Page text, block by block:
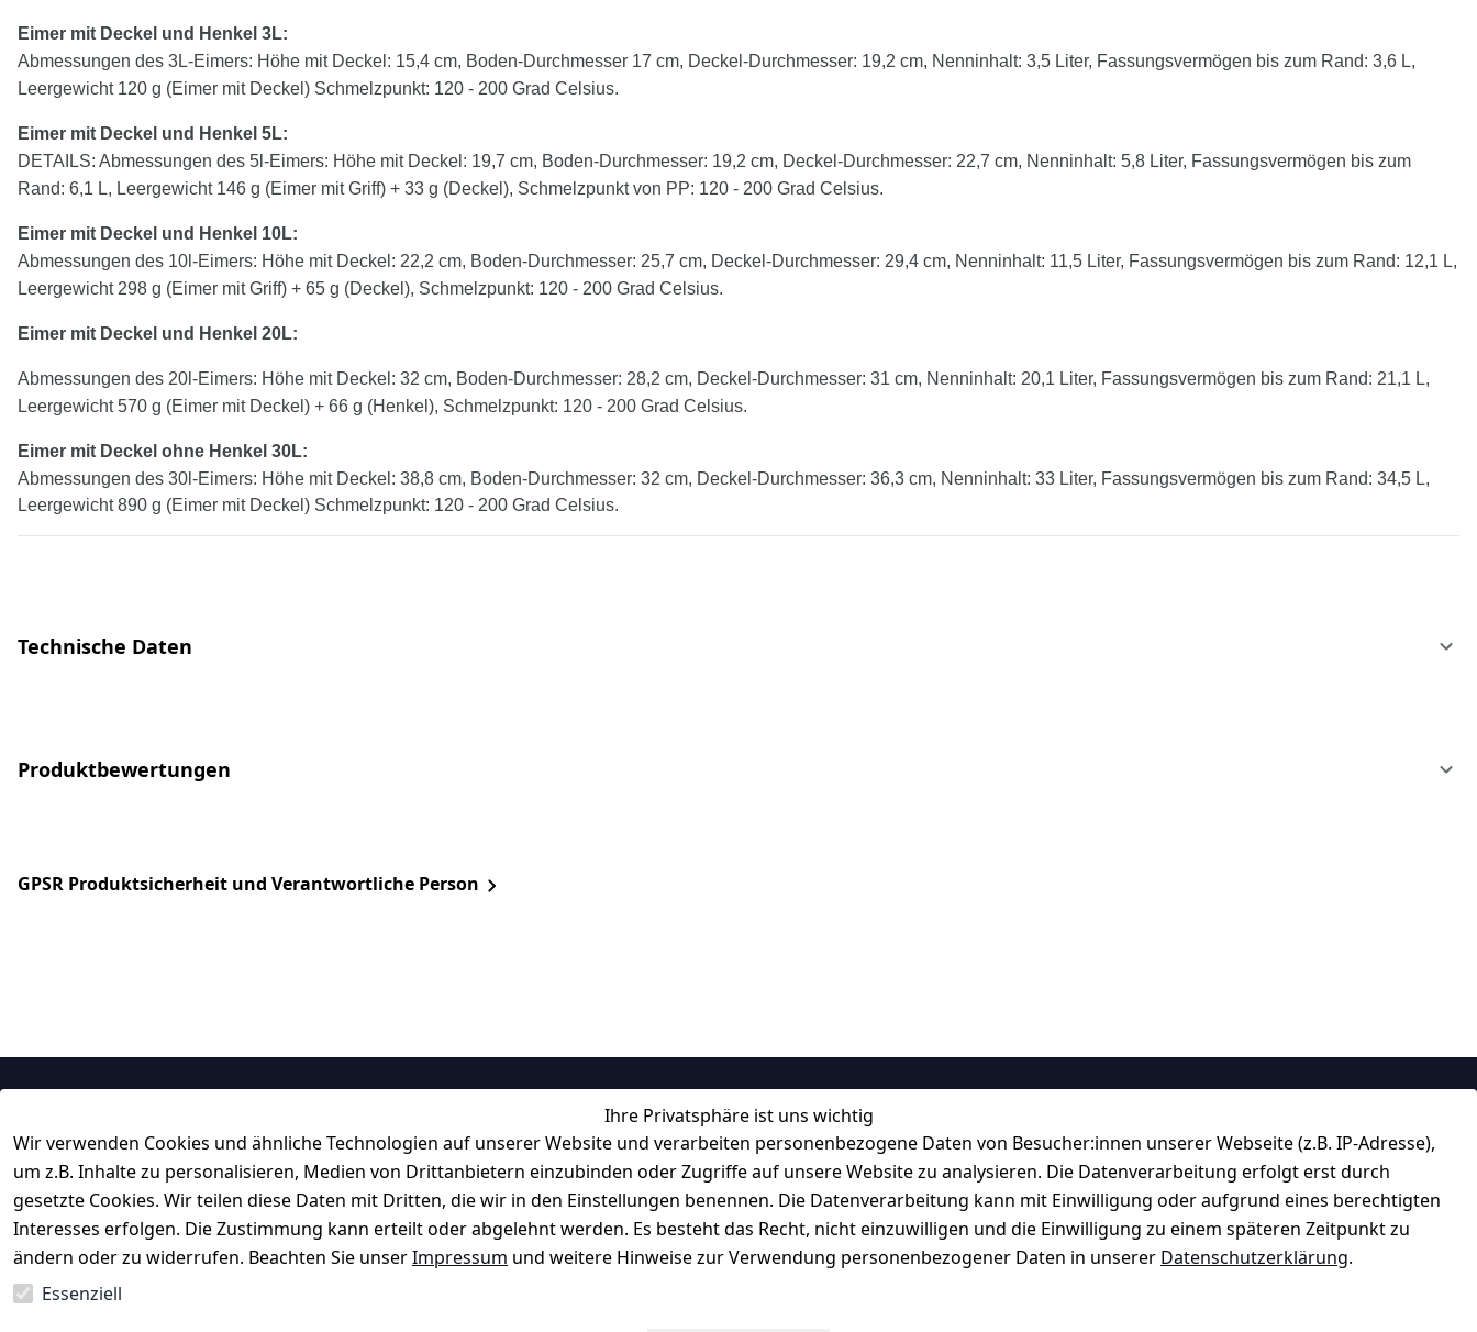
Eimer mit Deckel und Henkel 3L:
Abmessungen des 3L-Eimers: Höhe mit Deckel: 15,4 cm, Boden-Durchmesser 17 cm, Deckel-Durchmesser: 19,2 cm, Nenninhalt: 3,5 Liter, Fassungsvermögen bis zum Rand: 3,6 L,
Leergewicht 120 g (Eimer mit Deckel) Schmelzpunkt: 120 - 200 Grad Celsius.
Eimer mit Deckel und Henkel 5L:
DETAILS: Abmessungen des 5l-Eimers: Höhe mit Deckel: 19,7 cm, Boden-Durchmesser: 19,2 cm, Deckel-Durchmesser: 22,7 cm, Nenninhalt: 5,8 Liter, Fassungsvermögen bis zum
Rand: 6,1 L, Leergewicht 146 g (Eimer mit Griff) + 33 g (Deckel), Schmelzpunkt von PP: 120 - 200 Grad Celsius.
Eimer mit Deckel und Henkel 10L:
Abmessungen des 10l-Eimers: Höhe mit Deckel: 22,2 cm, Boden-Durchmesser: 25,7 cm, Deckel-Durchmesser: 29,4 cm, Nenninhalt: 11,5 Liter, Fassungsvermögen bis zum Rand: 12,1 L,
Leergewicht 298 g (Eimer mit Griff) + 65 g (Deckel), Schmelzpunkt: 120 - 200 Grad Celsius.
Eimer mit Deckel und Henkel 20L:
Abmessungen des 20l-Eimers: Höhe mit Deckel: 32 cm, Boden-Durchmesser: 28,2 cm, Deckel-Durchmesser: 31 cm, Nenninhalt: 20,1 Liter, Fassungsvermögen bis zum Rand: 21,1 L,
Leergewicht 570 g (Eimer mit Deckel) + 66 g (Henkel), Schmelzpunkt: 120 - 200 Grad Celsius.
Eimer mit Deckel ohne Henkel 30L:
Abmessungen des 30l-Eimers: Höhe mit Deckel: 38,8 cm, Boden-Durchmesser: 32 cm, Deckel-Durchmesser: 36,3 cm, Nenninhalt: 33 Liter, Fassungsvermögen bis zum Rand: 34,5 L,
Leergewicht 890 g (Eimer mit Deckel) Schmelzpunkt: 120 - 200 Grad Celsius.
Technische Daten
Produktbewertungen
GPSR Produktsicherheit und Verantwortliche Person
Ihre Privatsphäre ist uns wichtig
Wir verwenden Cookies und ähnliche Technologien auf unserer Website und verarbeiten personenbezogene Daten von Besucher:innen unserer Webseite (z.B. IP-Adresse),
um z.B. Inhalte zu personalisieren, Medien von Drittanbietern einzubinden oder Zugriffe auf unsere Website zu analysieren. Die Datenverarbeitung erfolgt erst durch
gesetzte Cookies. Wir teilen diese Daten mit Dritten, die wir in den Einstellungen benennen. Die Datenverarbeitung kann mit Einwilligung oder aufgrund eines berechtigten
Interesses erfolgen. Die Zustimmung kann erteilt oder abgelehnt werden. Es besteht das Recht, nicht einzuwilligen und die Einwilligung zu einem späteren Zeitpunkt zu
ändern oder zu widerrufen. Beachten Sie unserImpressum und weitere Hinweise zur Verwendung personenbezogener Daten in unserer Datenschutzerklärung.
Essenziell
Impressum
Datenschutzerklärung
Barrierefreiheitserklärung
Widerrufsrecht
Kontakt
Registrieren
Rechnungskauf möglich. Kontakt
Informationen
Retourenlager:
Eichenallee 3, 06184
Kabelsketal
info@konsystem.de
★★★★☆
Top-Verkäufer
★★★★★